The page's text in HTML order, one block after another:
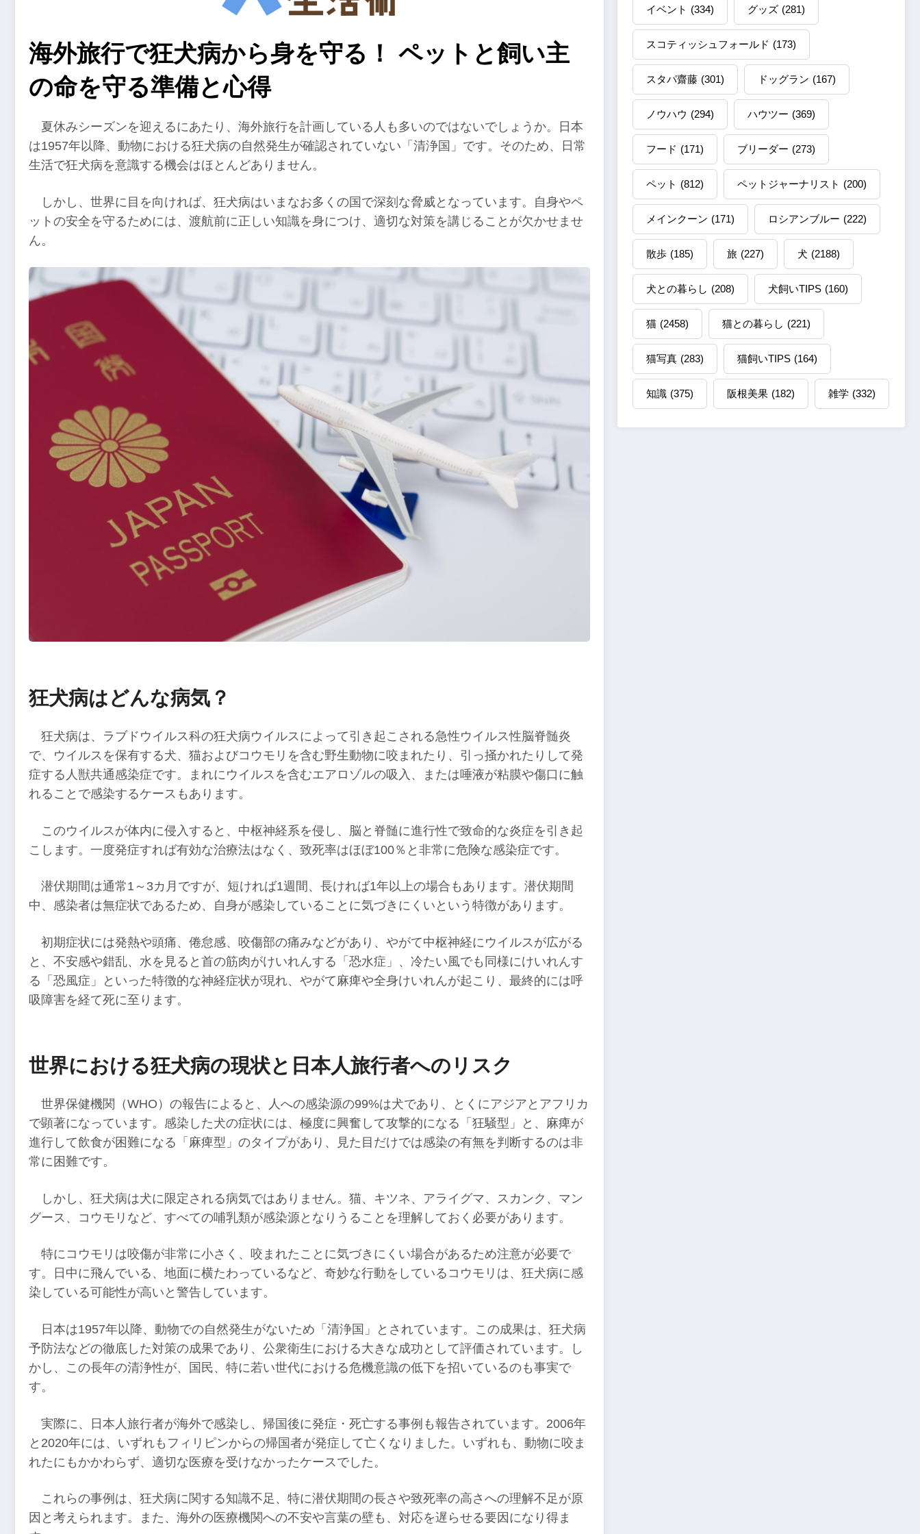
海外旅行で狂犬病から身を守る！ ペットと飼い主
の命を守る準備と心得
夏休みシーズンを迎えるにあたり、海外旅行を計画している人も多いのではないでしょうか。日本
は1957年以降、動物における狂犬病の自然発生が確認されていない「清浄国」です。そのため、日常
生活で狂犬病を意識する機会はほとんどありません。
しかし、世界に目を向ければ、狂犬病はいまなお多くの国で深刻な脅威となっています。自身やペ
ットの安全を守るためには、渡航前に正しい知識を身につけ、適切な対策を講じることが欠かせませ
ん。
狂犬病はどんな病気？
狂犬病は、ラブドウイルス科の狂犬病ウイルスによって引き起こされる急性ウイルス性脳脊髄炎
で、ウイルスを保有する犬、猫およびコウモリを含む野生動物に咬まれたり、引っ掻かれたりして発
症する人獣共通感染症です。まれにウイルスを含むエアロゾルの吸入、または唾液が粘膜や傷口に触
れることで感染するケースもあります。
このウイルスが体内に侵入すると、中枢神経系を侵し、脳と脊髄に進行性で致命的な炎症を引き起
こします。一度発症すれば有効な治療法はなく、致死率はほぼ100％と非常に危険な感染症です。
潜伏期間は通常1～3カ月ですが、短ければ1週間、長ければ1年以上の場合もあります。潜伏期間
中、感染者は無症状であるため、自身が感染していることに気づきにくいという特徴があります。
初期症状には発熱や頭痛、倦怠感、咬傷部の痛みなどがあり、やがて中枢神経にウイルスが広がる
と、不安感や錯乱、水を見ると首の筋肉がけいれんする「恐水症」、冷たい風でも同様にけいれんす
る「恐風症」といった特徴的な神経症状が現れ、やがて麻痺や全身けいれんが起こり、最終的には呼
吸障害を経て死に至ります。
世界における狂犬病の現状と日本人旅行者へのリスク
世界保健機関（WHO）の報告によると、人への感染源の99%は犬であり、とくにアジアとアフリカ
で顕著になっています。感染した犬の症状には、極度に興奮して攻撃的になる「狂騒型」と、麻痺が
進行して飲食が困難になる「麻痺型」のタイプがあり、見た目だけでは感染の有無を判断するのは非
常に困難です。
しかし、狂犬病は犬に限定される病気ではありません。猫、キツネ、アライグマ、スカンク、マン
グース、コウモリなど、すべての哺乳類が感染源となりうることを理解しておく必要があります。
特にコウモリは咬傷が非常に小さく、咬まれたことに気づきにくい場合があるため注意が必要で
す。日中に飛んでいる、地面に横たわっているなど、奇妙な行動をしているコウモリは、狂犬病に感
染している可能性が高いと警告しています。
日本は1957年以降、動物での自然発生がないため「清浄国」とされています。この成果は、狂犬病
予防法などの徹底した対策の成果であり、公衆衛生における大きな成功として評価されています。し
かし、この長年の清浄性が、国民、特に若い世代における危機意識の低下を招いているのも事実で
す。
実際に、日本人旅行者が海外で感染し、帰国後に発症・死亡する事例も報告されています。2006年
と2020年には、いずれもフィリピンからの帰国者が発症して亡くなりました。いずれも、動物に咬ま
れたにもかかわらず、適切な医療を受けなかったケースでした。
これらの事例は、狂犬病に関する知識不足、特に潜伏期間の長さや致死率の高さへの理解不足が原
因と考えられます。また、海外の医療機関への不安や言葉の壁も、対応を遅らせる要因になり得ま
イベント (334) グッズ (281)
スコティッシュフォールド (173)
スタパ齋藤 (301) ドッグラン (167)
ノウハウ (294) ハウツー (369)
フード (171) ブリーダー (273)
ペット (812) ペットジャーナリスト (200)
メインクーン (171) ロシアンブルー (222)
散歩 (185) 旅 (227) 犬 (2188)
犬との暮らし (208) 犬飼いTIPS (160)
猫 (2458) 猫との暮らし (221)
猫写真 (283) 猫飼いTIPS (164)
知識 (375) 阪根美果 (182) 雑学 (332)